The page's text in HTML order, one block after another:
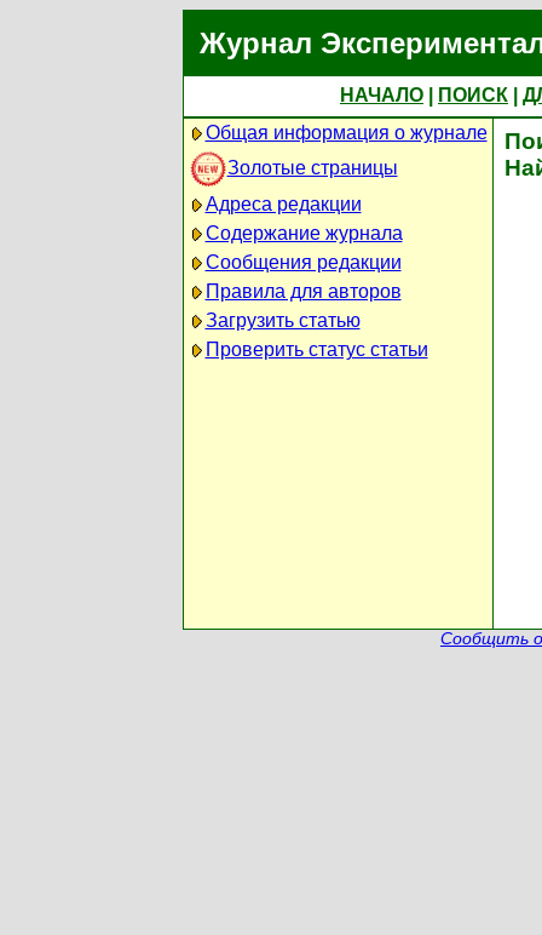
Журнал
НАЧАЛО ПОИСК
Общая информация о журнале
Золотые страницы
Адреса редакции
Содержание журнала
Сообщения редакции
Правила для авторов
Загрузить статью
Проверить статус статьи
Сообщить о